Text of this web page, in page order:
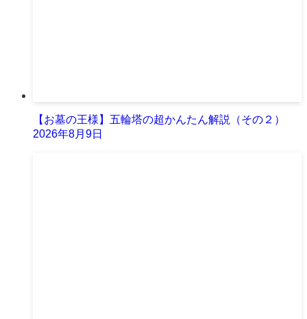
【お墓の王様】五輪塔の超かんたん解説（その２）
2026年8月9日